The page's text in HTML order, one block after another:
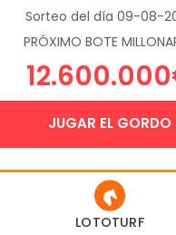
Sorteo del día 09-08-
PRÓXIMO BOTE
JUGAR EL GORDO
LOTOTURF